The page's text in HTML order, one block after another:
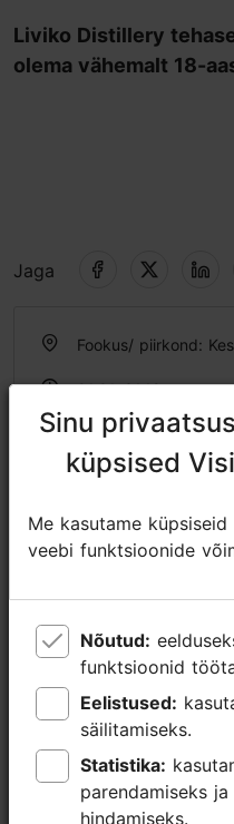
Liviko Distillery
olema vähemalt 18-
Jaga
Fookus/ piirkond:
01.01–31.12
Avatud ainult
Avatud ainult
Loe lähemalt
https://
Keeled: inglise
Grupp
Sinu
küpsised
Me kasutame
veebi funktsioonide
Nõutud:
funktsioonid
Eelistused:
säilitamiseks.
Statistika:
parendamiseks
hindamiseks.
Sinu
küpsised
Me kasutame
veebi funktsioonide
Nõutud:
funktsioonid
Eelistused:
säilitamiseks.
Statistika:
parendamiseks
hindamiseks.